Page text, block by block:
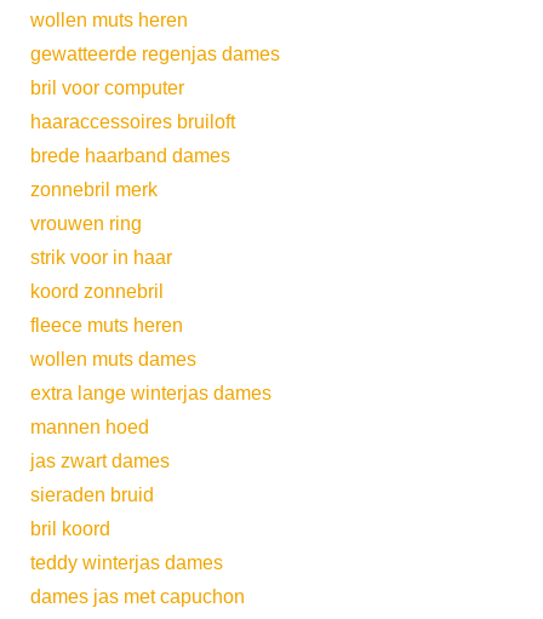
wollen muts heren
gewatteerde regenjas dames
bril voor computer
haaraccessoires bruiloft
brede haarband dames
zonnebril merk
vrouwen ring
strik voor in haar
koord zonnebril
fleece muts heren
wollen muts dames
extra lange winterjas dames
mannen hoed
jas zwart dames
sieraden bruid
bril koord
teddy winterjas dames
dames jas met capuchon